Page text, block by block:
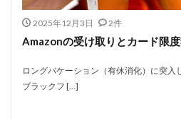
2025年12月3日 2件
Amazonの受け取りとカード限
ロングバケーション（有休消化）に突入
ブラックフ […]